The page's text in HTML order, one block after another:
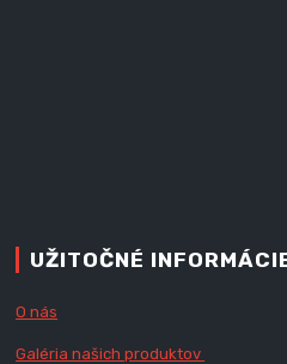
UŽITOČNÉ
O nás
Galéria našich produktov